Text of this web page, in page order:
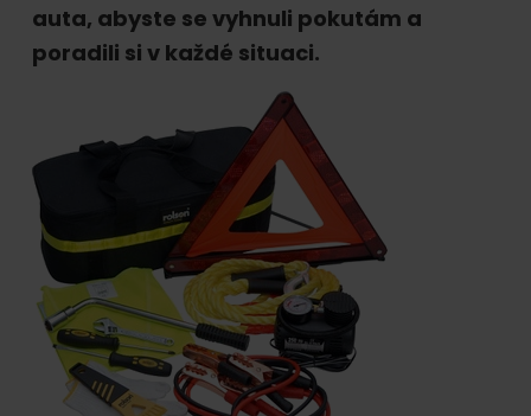
auta, abyste se vyhnuli pokutám a
poradili si v každé situaci.